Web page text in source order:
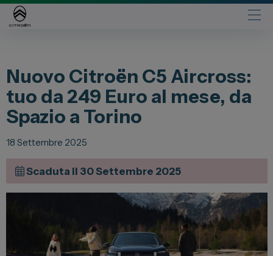
Fiat
Abarth
Lancia
Alfa Romeo
Jeep
Opel
Citroen
Leapmotor
Nuovo Citroën C5 Aircross:
tuo da 249 Euro al mese, da
Spazio a Torino
18 Settembre 2025
Scaduta il 30 Settembre 2025